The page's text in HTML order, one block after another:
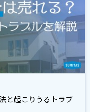
と起こりうるトラブ